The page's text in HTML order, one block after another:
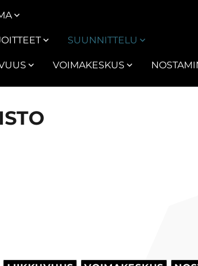
SUUNNITTELU
VOIMAKESKUS